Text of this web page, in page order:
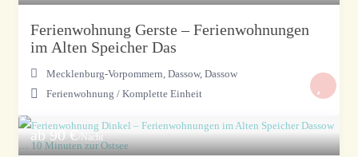
Ferienwohnung Gerste – Ferienwohnungen
im Alten Speicher Das
Mecklenburg-Vorpommern, Dassow,Dassow
Ferienwohnung /Komplette Einheit
ab 90 €/Nacht